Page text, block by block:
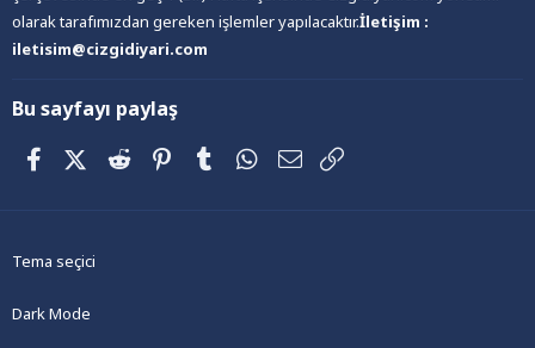
olarak tarafımızdan gereken işlemler yapılacaktır.İletişim :
iletisim@cizgidiyari.com
Bu sayfayı paylaş
FacebookX (Twitter)
Reddit PinterestTumblrWhatsApp
E-posta
Tema seçici
Dark Mode